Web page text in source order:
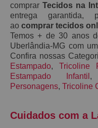
comprar Tecidos na
entrega garantida,
ao comprar tecidos
Temos + de 30 anos
Uberlândia-MG com
Confira nossas
Estampado,Tricoline
Estampado Infantil
Personagens, Tricoline
Cuidados com a